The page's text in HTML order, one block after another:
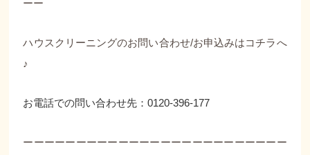
ーー
ハウスクリーニングのお問い合わせ/お申込みはコチラへ
♪
お電話での問い合わせ先：0120-396-177
ーーーーーーーーーーーーーーーーーーーーーーーーー